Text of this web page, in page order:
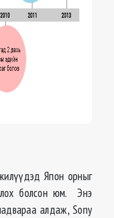
Япон орныг
болсон юм. Энэ
алдаж, Sony